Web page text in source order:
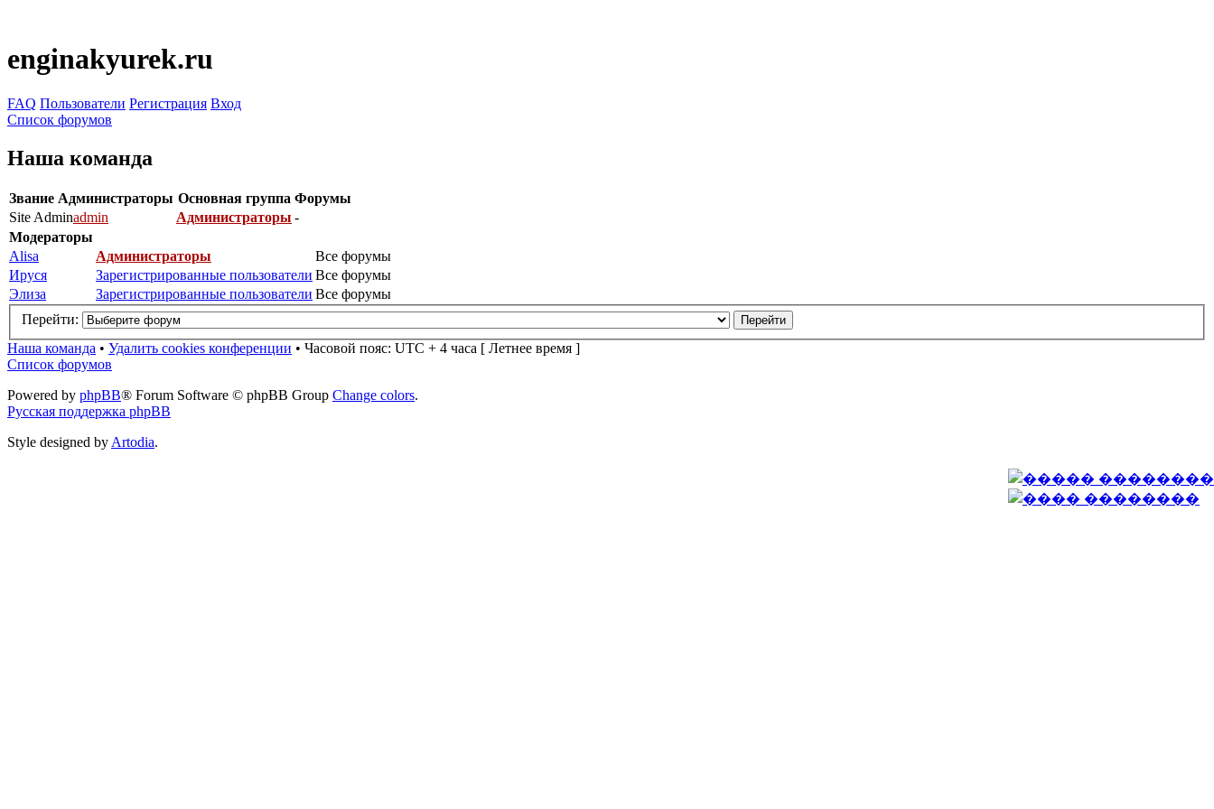
enginakyurek.ru
FAQ Пользователи Регистрация Вход
Список форумов
Наша команда
Звание Администраторы Основная группа Форумы
Site Adminadmin Администраторы -
Модераторы
Alisa
Администраторы
Все форумы
Ируся
Зарегистрированные пользователи Все форумы
Элиза
Зарегистрированные пользователи Все форумы
Перейти:
Наша команда • Удалить cookies конференции • Часовой пояс: UTC + 4 часа [ Летнее время ]
Список форумов
Powered by phpBB® Forum Software © phpBB Group Change colors.
Русская поддержка phpBB
Style designed by Artodia.